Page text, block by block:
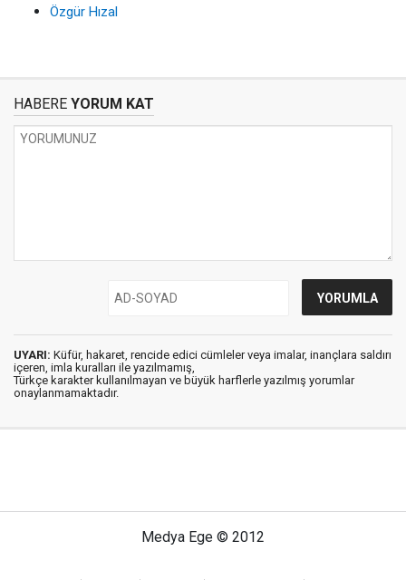
Özgür Hızal
HABERE YORUM KAT
UYARI: Küfür, hakaret, rencide edici cümleler veya imalar, inançlara saldırı
içeren, imla kuralları ile yazılmamış,
Türkçe karakter kullanılmayan ve büyük harflerle yazılmış yorumlar
onaylanmamaktadır.
Medya Ege © 2012